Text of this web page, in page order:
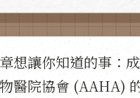
想讓你知道的事：
醫院協會 (AAHA)